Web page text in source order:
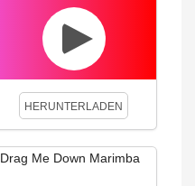
HERUNTERLADEN
Drag Me Down Marimba